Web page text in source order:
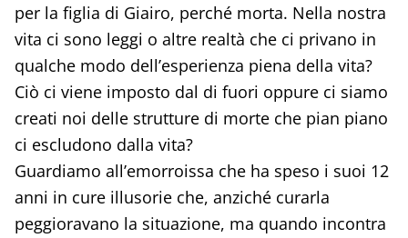
per la figlia di Giairo, perché morta. Nella nostra
vita ci sono leggi o altre realtà che ci privano in
qualche modo dell’esperienza piena della vita?
Ciò ci viene imposto dal di fuori oppure ci siamo
creati noi delle strutture di morte che pian piano
ci escludono dalla vita?
Guardiamo all’emorroissa che ha speso i suoi 12
anni in cure illusorie che, anziché curarla
peggioravano la situazione, ma quando incontra